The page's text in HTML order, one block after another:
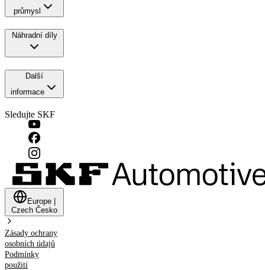
průmysl
Náhradní díly
Další
informace
Sledujte SKF
Europe
Czech Česko
Zásady ochrany
osobních údajů
Podmínky
použití